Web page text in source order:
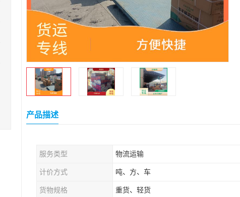
产品描述
服务类型 物流运输
计价方式 吨、方、车
货物规格 重货、轻货